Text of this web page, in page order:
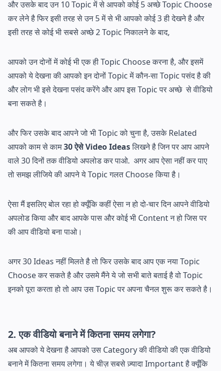
और उसके बाद उन 10 Topic में से आपको कोई 5 अच्छे Topic Choose
कर लेने है फिर इसी तरह से उन 5 में से भी आपको कोई 3 ही देखने है और
इसी तरह से कोई भी सबसे अच्छे 2 Topic निकालने के बाद,
आपको उन दोनों में कोई भी एक ही Topic Choose करना है, और इसमें
आपको ये देखना की आपको इन दोनों Topic में कौन-सा Topic पसंद है की
और लोग भी इसे देखना पसंद करेंगे और आप इस Topic पर अच्छे से वीडियो
बना सकते है।
और फिर उसके बाद आपने जो भी Topic को चुना है, उसके Related
आपको काम से काम30 ऐसे Video Ideasलिखने है जिन पर आप आपने
वाले 30 दिनों तक वीडियो अपलोड कर पाओ. अगर आप ऐसा नहीं कर पाए
तो समझ लीजिये की आपने ये Topic गलत Choose किया है।
ऐसा मैं इसलिए बोल रहा हो क्यूँकि कहीं ऐसा न हो दो-चार दिन आपने वीडियो
अपलोड किया और बाद आपके पास और कोई भी Content न हो जिस पर
की आप वीडियो बना पाओ।
अगर 30 Ideas नहीं मिलते है तो फिर उसके बाद आप एक नया Topic
Choose कर सकते है और उसमे मैंने ये जो सभी बाते बताई है वो Topic
इनको पूरा करता हो तो आप उस Topic पर अपना चैनल शुरू कर सकते है।
2. एक वीडियो बनाने में कितना समय लगेगा?
अब आपको ये देखना है आपको उस Category की वीडियो की एक वीडियो
बनाने में कितना समय लगेगा। ये चीज़ सबसे ज़्यादा Important है क्यूँकि